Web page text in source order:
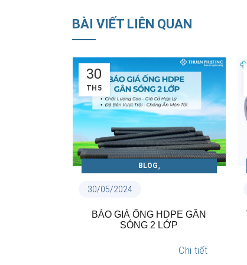
BÀI VIẾT LIÊN QUAN
18
TH5
18/05/2024
BLOG,
, TIN NỘI BỘ
TẠI SAO NÊN LỰA CHỌN ỐNG
NHỰA THUẬN PHÁT?
Chi tiết